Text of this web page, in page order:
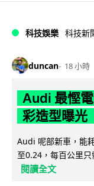
科技娛樂 科技新
duncan 18 小時
Audi 最慳
彩造型曝
Audi 呢部新車，能
至0.24，每百公里
閱讀全文